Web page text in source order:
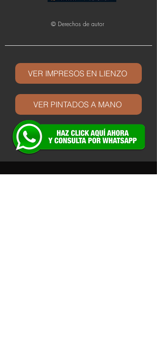
© Derechos de autor
VER IMPRESOS EN LIENZO
VER PINTADOS A MANO